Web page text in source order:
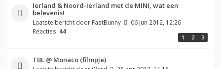
Ierland & Noord-Ierland met de MINI, wat een
belevenis!
Laatste bericht door FastBunny
06 jun 2012, 12:26
Reacties: 44
1 2 3
TBL @ Monaco (filmpje)